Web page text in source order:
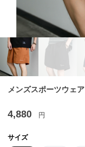
メンズスポーツウェア
4,880 円
サイズ